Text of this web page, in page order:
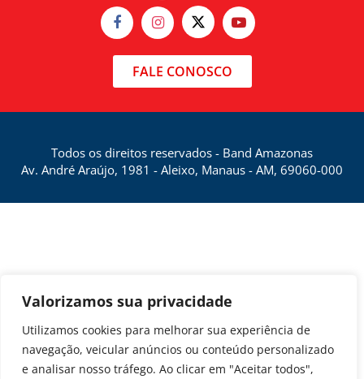
Valorizamos sua privacidade
Utilizamos cookies para melhorar sua experiência de
navegação, veicular anúncios ou conteúdo personalizado
e analisar nosso tráfego. Ao clicar em "Aceitar todos",
FALE CONOSCO
Todos os direitos reservados - Band Amazonas
Av. André Araújo, 1981 - Aleixo, Manaus - AM, 69060-000